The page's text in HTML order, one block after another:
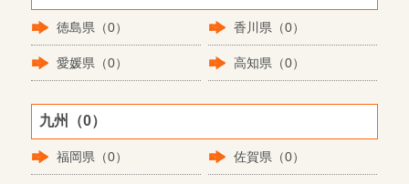
徳島県（0） 香川県（0）
愛媛県（0） 高知県（0）
九州（0）
福岡県（0） 佐賀県（0）